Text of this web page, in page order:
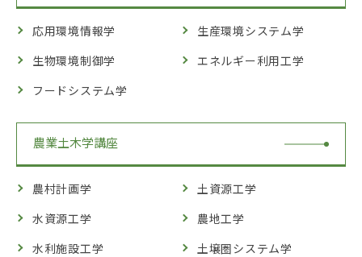
応用環境情報学
生産環境システム学
生物環境制御学
エネルギー利用工学
フードシステム学
農業土木学講座
農村計画学
土資源工学
水資源工学
農地工学
水利施設工学
土壌圏システム学